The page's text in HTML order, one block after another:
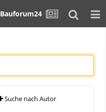
Bauforum24
Suche nach Autor